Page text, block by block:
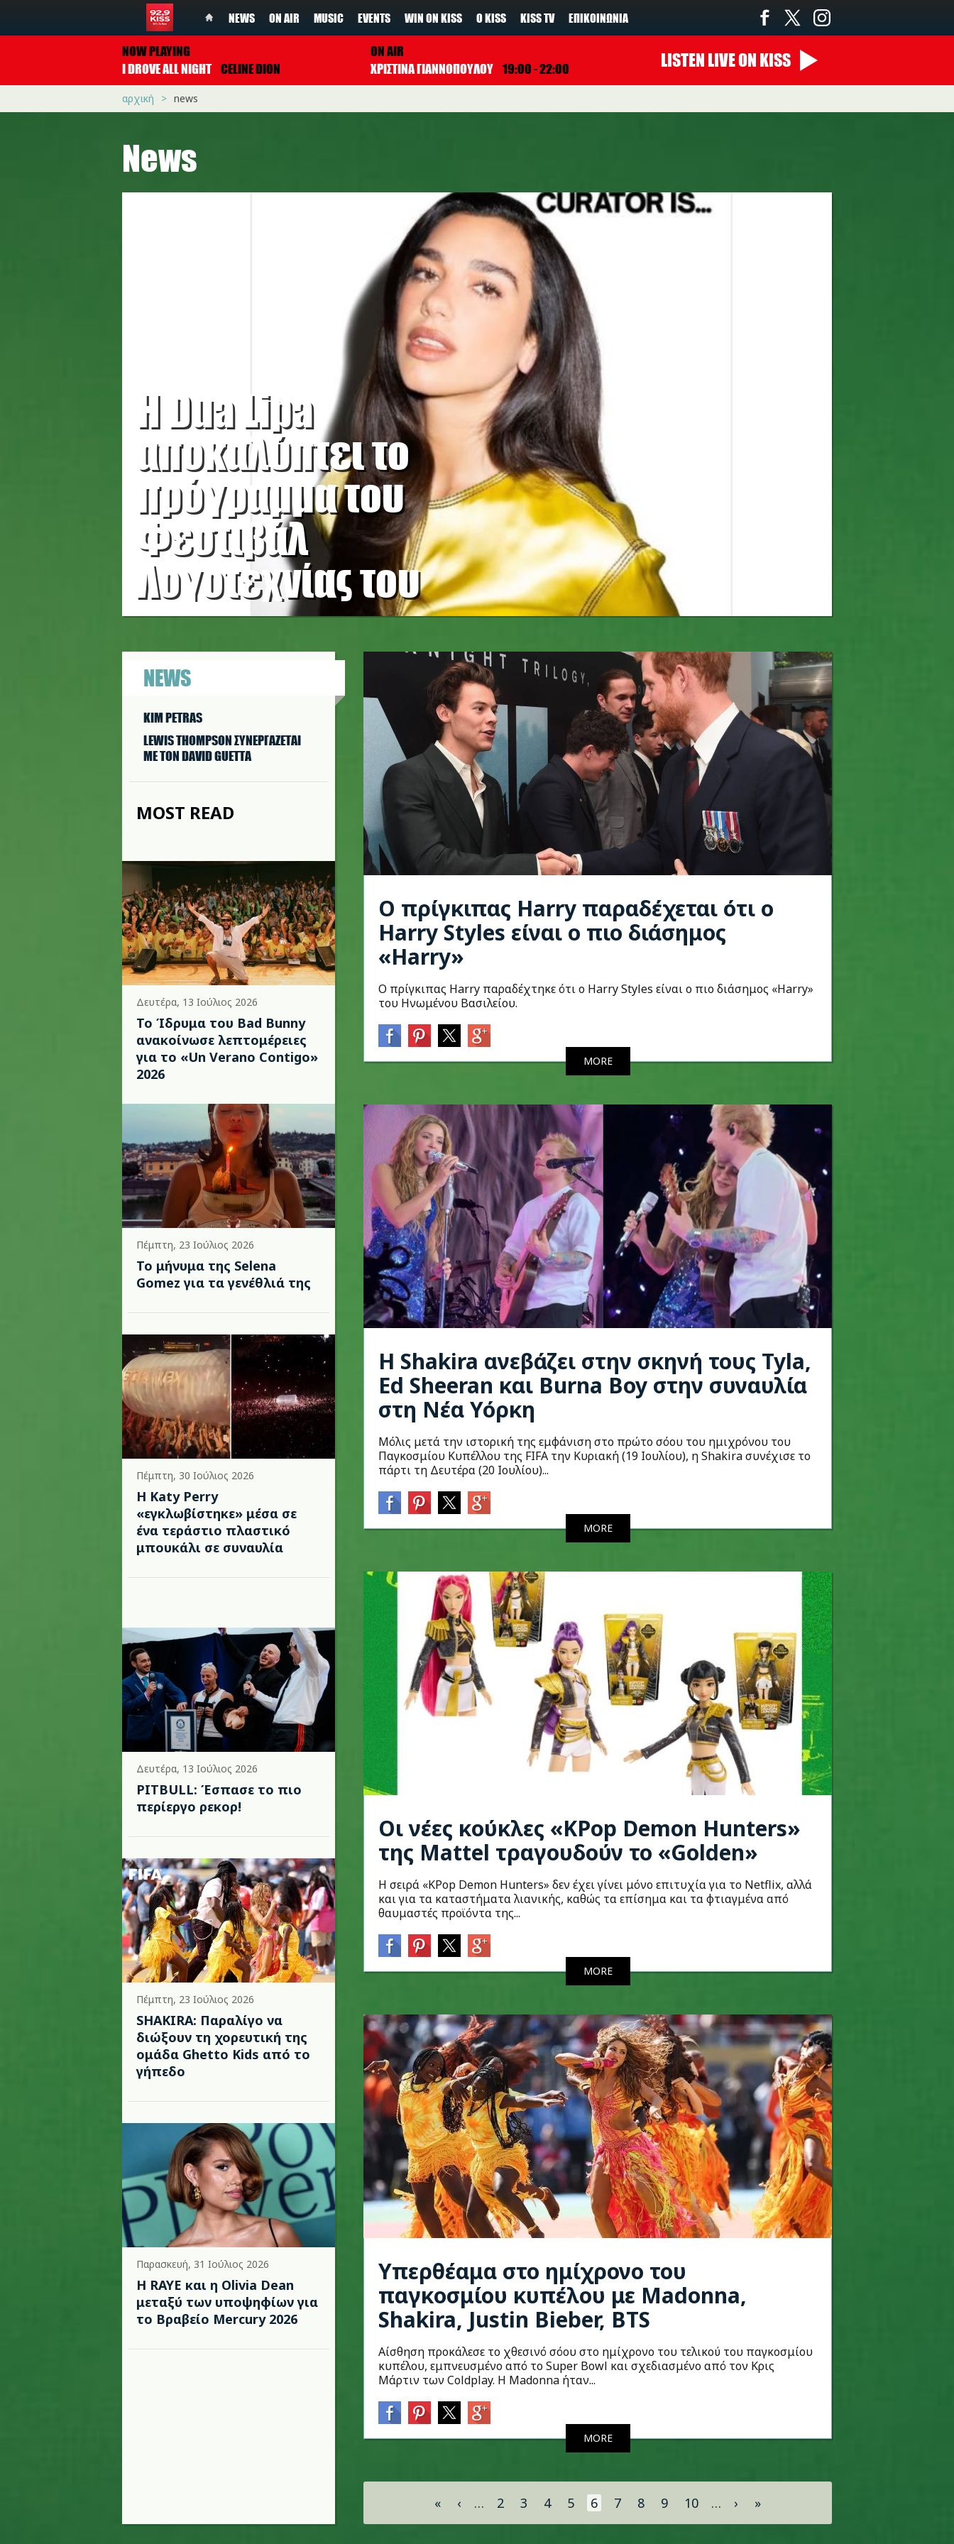
NEWS ON AIR MUSIC EVENTS WIN ON KISS Ο KISS KISS TV ΕΠΙΚΟΙΝΩΝΊΑ
NOW PLAYING
I DROVE ALL NIGHT CELINE DION
ON AIR
ΧΡΙΣΤΙΝΑ ΓΙΑΝΝΟΠΟΥΛΟΥ 19:00 - 22:00 LISTEN LIVEON KISS
αρχική news
News
Η Dua Lipa
αποκαλύπτει το
πρόγραμμα του
Φεστιβάλ
Λογοτεχνίας του
Λονδίνου
NEWS
KIM PETRAS
LEWIS THOMPSON ΣΥΝΕΡΓAΖΕΤΑΙ
ΜΕ ΤΟΝ DAVID GUETTA
MOST READ
Δευτέρα, 13 Ιούλιος 2026
Το Ίδρυμα του Bad Bunny
ανακοίνωσε λεπτομέρειες
για το «Un Verano Contigo»
2026
Πέμπτη, 23 Ιούλιος 2026
Το μήνυμα της Selena
Gomez για τα γενέθλιά της
Πέμπτη, 30 Ιούλιος 2026
H Katy Perry
«εγκλωβίστηκε» μέσα σε
ένα τεράστιο πλαστικό
μπουκάλι σε συναυλία
Δευτέρα, 13 Ιούλιος 2026
PITBULL: Έσπασε το πιο
περίεργο ρεκορ!
Πέμπτη, 23 Ιούλιος 2026
SHAKIRA: Παραλίγο να
διώξουν τη χορευτική της
ομάδα Ghetto Kids από το
γήπεδο
Παρασκευή, 31 Ιούλιος 2026
Η RAYE και η Olivia Dean
μεταξύ των υποψηφίων για
το Βραβείο Mercury 2026
Ο πρίγκιπας Harry παραδέχεται ότι ο
Harry Styles είναι ο πιο διάσημος
«Harry»
Ο πρίγκιπας Harry παραδέχτηκε ότι ο Harry Styles είναι ο πιο διάσημος «Harry»
του Ηνωμένου Βασιλείου.
MORE
Η Shakira ανεβάζει στην σκηνή τους Tyla,
Ed Sheeran και Burna Boy στην συναυλία
στη Νέα Υόρκη
Μόλις μετά την ιστορική της εμφάνιση στο πρώτο σόου του ημιχρόνου του
Παγκοσμίου Κυπέλλου της FIFA την Κυριακή (19 Ιουλίου), η Shakira συνέχισε το
πάρτι τη Δευτέρα (20 Ιουλίου)...
MORE
Οι νέες κούκλες «KPop Demon Hunters»
της Mattel τραγουδούν το «Golden»
Η σειρά «KPop Demon Hunters» δεν έχει γίνει μόνο επιτυχία για το Netflix, αλλά
και για τα καταστήματα λιανικής, καθώς τα επίσημα και τα φτιαγμένα από
θαυμαστές προϊόντα της...
MORE
Υπερθέαμα στο ημίχρονο του
παγκοσμίου κυπέλου με Madonna,
Shakira, Justin Bieber, BTS
Αίσθηση προκάλεσε το χθεσινό σόου στο ημίχρονο του τελικού του παγκοσμίου
κυπέλου, εμπνευσμένο από το Super Bowl και σχεδιασμένο από τον Κρις
Μάρτιν των Coldplay. Η Madonna ήταν...
MORE
Σελίδες
« ‹ … 2 3 4 5 6 7 8 9 10 … › »